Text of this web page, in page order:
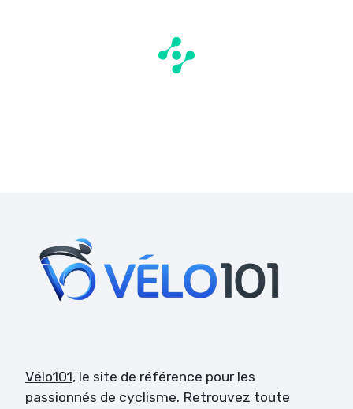
Vélo101, le site de référence pour les
passionnés de cyclisme. Retrouvez toute